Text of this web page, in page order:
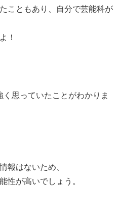
こともあり、自分で芸能科が
！
思っていたことがわかりま
報はないため、
性が高いでしょう。